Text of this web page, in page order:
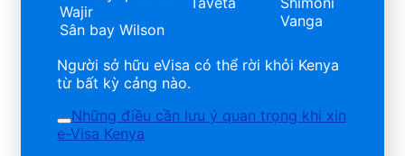
Wajir
Sân bay Wilson
Vanga
Người sở hữu eVisa có thể rời khỏi Kenya
từ bất kỳ cảng nào.
Những điều cần lưu ý quan trọng khi xin
e-Visa Kenya